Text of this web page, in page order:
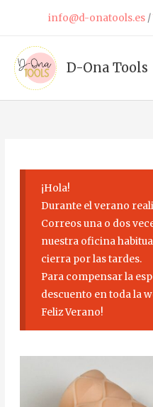
contenido
info@d-onatools.es/
D-Ona Tools
¡Hola!
Durante el verano
Correos una o dos
nuestra oficina
cierra por las tardes.
Para compensar la
descuento en toda la
Feliz Verano!
Texturizado